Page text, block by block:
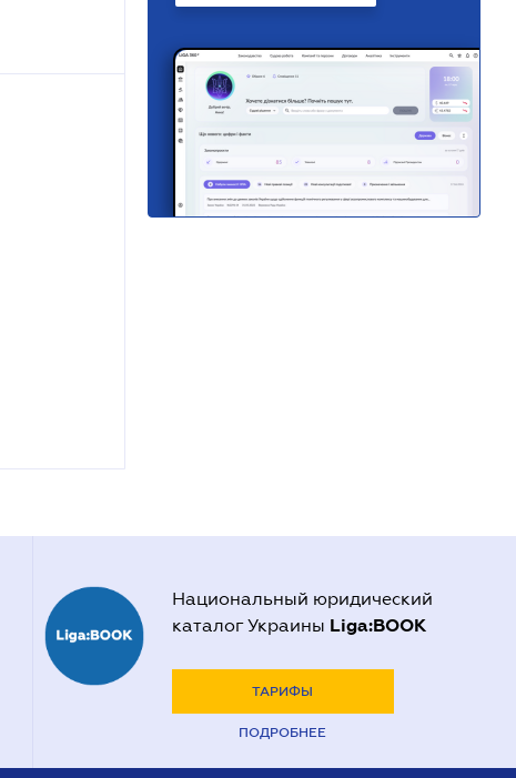
Национальный юридический
каталог Украины Liga:BOOK
ТАРИФЫ
ПОДРОБНЕЕ